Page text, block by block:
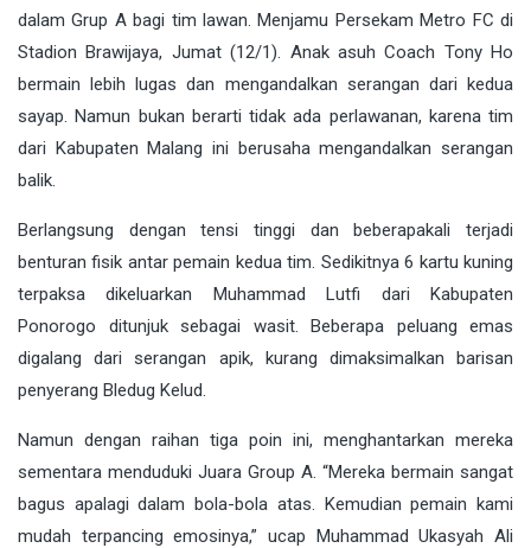
dalam Grup A bagi tim lawan. Menjamu Persekam Metro FC di
Stadion Brawijaya, Jumat (12/1). Anak asuh Coach Tony Ho
bermain lebih lugas dan mengandalkan serangan dari kedua
sayap. Namun bukan berarti tidak ada perlawanan, karena tim
dari Kabupaten Malang ini berusaha mengandalkan serangan
balik.
Berlangsung dengan tensi tinggi dan beberapakali terjadi
benturan fisik antar pemain kedua tim. Sedikitnya 6 kartu kuning
terpaksa dikeluarkan Muhammad Lutfi dari Kabupaten
Ponorogo ditunjuk sebagai wasit. Beberapa peluang emas
digalang dari serangan apik, kurang dimaksimalkan barisan
penyerang Bledug Kelud.
Namun dengan raihan tiga poin ini, menghantarkan mereka
sementara menduduki Juara Group A. “Mereka bermain sangat
bagus apalagi dalam bola-bola atas. Kemudian pemain kami
mudah terpancing emosinya,” ucap Muhammad Ukasyah Ali